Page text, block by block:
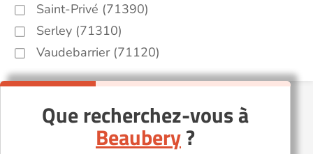
Saint-Privé (71390)
Serley (71310)
Vaudebarrier (71120)
Que recherchez-vous à
Beaubery?